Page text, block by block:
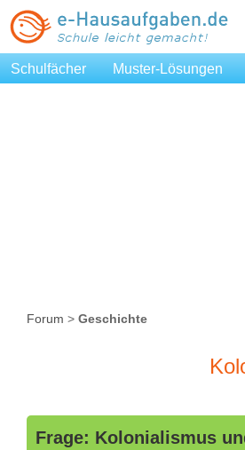
Schulfächer Muster-Lösungen
Forum > Geschichte
Frage: Kolonialismus